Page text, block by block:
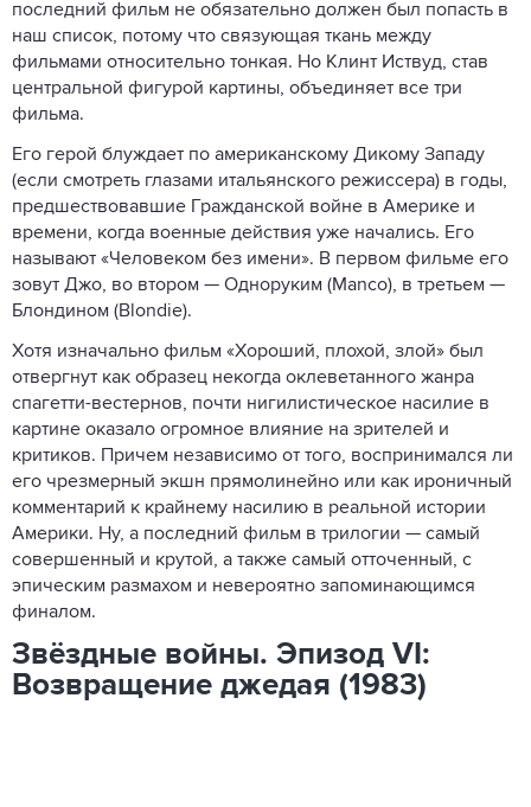
последний фильм не обязательно должен был попасть в
наш список, потому что связующая ткань между
фильмами относительно тонкая. Но Клинт Иствуд, став
центральной фигурой картины, объединяет все три
фильма.
Его герой блуждает по американскому Дикому Западу
(если смотреть глазами итальянского режиссера) в годы,
предшествовавшие Гражданской войне в Америке и
времени, когда военные действия уже начались. Его
называют «Человеком без имени». В первом фильме его
зовут Джо, во втором — Одноруким (Manco), в третьем —
Блондином (Blondie).
Хотя изначально фильм «Хороший, плохой, злой» был
отвергнут как образец некогда оклеветанного жанра
спагетти-вестернов, почти нигилистическое насилие в
картине оказало огромное влияние на зрителей и
критиков. Причем независимо от того, воспринимался ли
его чрезмерный экшн прямолинейно или как ироничный
комментарий к крайнему насилию в реальной истории
Америки. Ну, а последний фильм в трилогии — самый
совершенный и крутой, а также самый отточенный, с
эпическим размахом и невероятно запоминающимся
финалом.
Звёздные войны. Эпизод VI:
Возвращение джедая (1983)